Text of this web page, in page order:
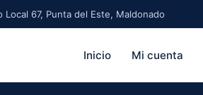
Local 67, Punta del Este, Maldonado
Inicio Mi cuenta